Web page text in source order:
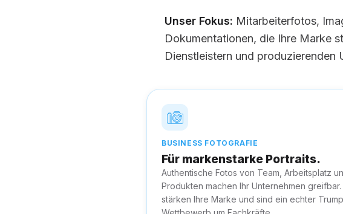
Unser Fokus: Mitarbeiterfotos,
Dokumentationen, die Ihre Marke
Dienstleistern und produzierenden
BUSINESS FOTOGRAFIE
Für markenstarke Portraits.
Authentische Fotos von Team, Arbeitsplatz
Produkten machen Ihr Unternehmen greifbar.
stärken Ihre Marke und sind ein echter